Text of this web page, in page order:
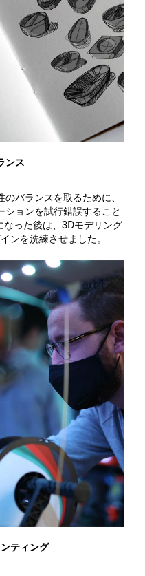
ンス
バランスを取るために、
ションを試行錯誤すること
った後は、3Dモデリング
ンを洗練させました。
ティング